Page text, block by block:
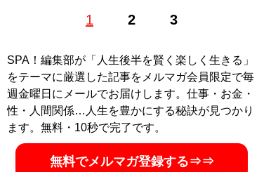
1 2 3
MBの偏愛ブランド図鑑
最速でおしゃれに見
『幸服論――人生は服で簡単に変えられる
』など関連書
籍が累計200万部を突破。ブログ「
Knower Mag現役メ
ンズバイヤーが伝えるオシャレになる方法」、ユーチュ
ーブ「 MBチャンネル
」も話題に。年間の被服費は1000
万円超！ （Xアカウント: @MBKnowerMag ）
『ロードマップ』
SPA！編集部が「人生後半を賢く楽しく生きる」
をテーマに厳選した記事をメルマガ会員限定で毎
週金曜日にメールでお届けします。仕事・お金・
性・人間関係…人生を豊かにする秘訣が見つかり
ます。無料・10秒で完了です。
無料でメルマガ登録する⇒⇒